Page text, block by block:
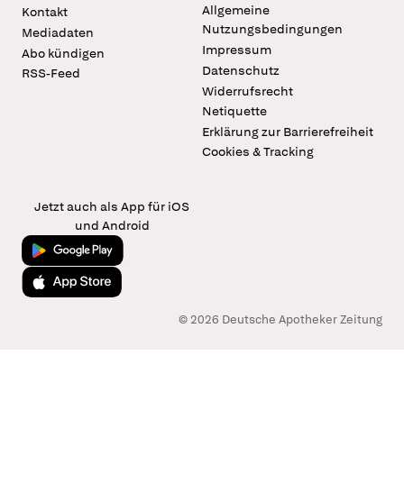
Kontakt
Mediadaten
Abo kündigen
RSS-Feed
Allgemeine
Nutzungsbedingungen
Impressum
Datenschutz
Widerrufsrecht
Netiquette
Erklärung zur Barrierefreiheit
Cookies & Tracking
Jetzt auch als App für iOS
und Android
Jetzt bei Google Play
Laden im App Store
© 2026 Deutsche Apotheker Zeitung